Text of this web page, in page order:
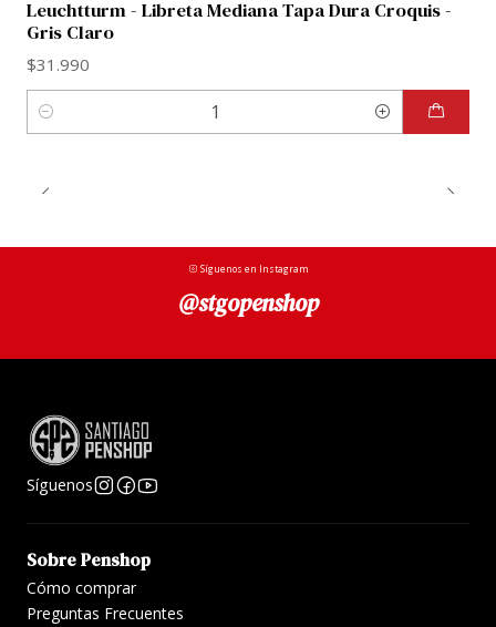
Leuchtturm - Libreta Mediana Tapa Dura Croquis -
Gris Claro
$31.990
Cantidad
Síguenos en Instagram
@stgopenshop
Síguenos
Sobre Penshop
Cómo comprar
Preguntas Frecuentes